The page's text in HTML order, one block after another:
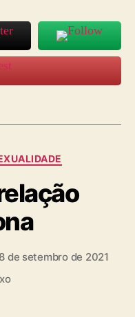
de setembro de 2021